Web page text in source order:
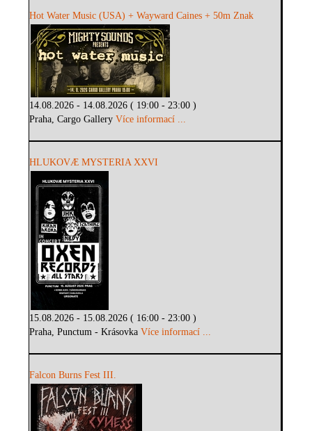
Hot Water Music (USA) + Wayward Caines + 50m Znak
14.08.2026 - 14.08.2026 ( 19:00 - 23:00 )
Praha, Cargo GalleryVíce informací ...
HLUKOVÆ MYSTERIA XXVI
15.08.2026 - 15.08.2026 ( 16:00 - 23:00 )
Praha, Punctum - KrásovkaVíce informací ...
Falcon Burns Fest III.